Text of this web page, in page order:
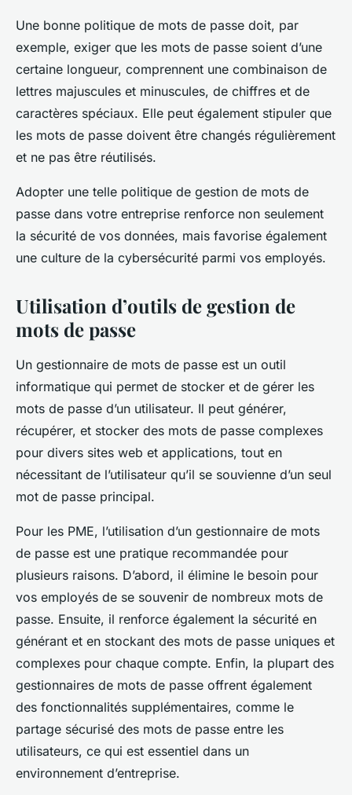
Une bonne politique de mots de passe doit, par
exemple, exiger que les mots de passe soient d’une
certaine longueur, comprennent une combinaison de
lettres majuscules et minuscules, de chiffres et de
caractères spéciaux. Elle peut également stipuler que
les mots de passe doivent être changés régulièrement
et ne pas être réutilisés.
Adopter une telle politique de gestion de mots de
passe dans votre entreprise renforce non seulement
la sécurité de vos données, mais favorise également
une culture de la cybersécurité parmi vos employés.
Utilisation d’outils de gestion de
mots de passe
Un gestionnaire de mots de passe est un outil
informatique qui permet de stocker et de gérer les
mots de passe d’un utilisateur. Il peut générer,
récupérer, et stocker des mots de passe complexes
pour divers sites web et applications, tout en
nécessitant de l’utilisateur qu’il se souvienne d’un seul
mot de passe principal.
Pour les PME, l’utilisation d’un gestionnaire de mots
de passe est une pratique recommandée pour
plusieurs raisons. D’abord, il élimine le besoin pour
vos employés de se souvenir de nombreux mots de
passe. Ensuite, il renforce également la sécurité en
générant et en stockant des mots de passe uniques et
complexes pour chaque compte. Enfin, la plupart des
gestionnaires de mots de passe offrent également
des fonctionnalités supplémentaires, comme le
partage sécurisé des mots de passe entre les
utilisateurs, ce qui est essentiel dans un
environnement d’entreprise.